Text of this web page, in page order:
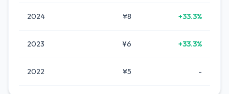
2024 ¥8 +33.3%
2023 ¥6 +33.3%
2022 ¥5 -